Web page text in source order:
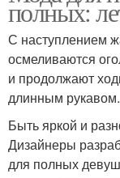
полных:
С наступлением
осмеливаются
и продолжают
длинным рукавом.
Быть яркой и
Дизайнеры
для полных